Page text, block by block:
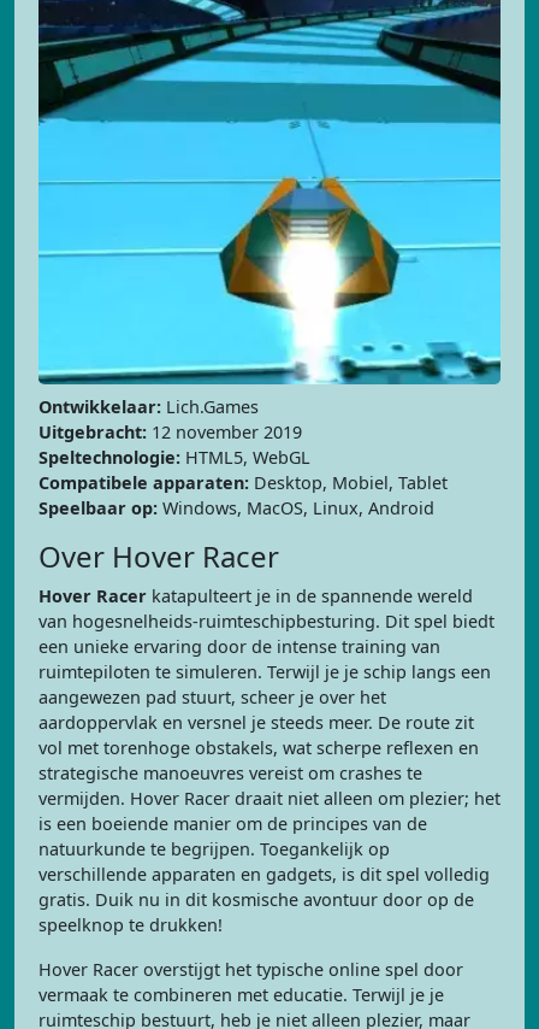
Ontwikkelaar: Lich.Games
Uitgebracht: 12 november 2019
Speltechnologie: HTML5, WebGL
Compatibele apparaten: Desktop, Mobiel, Tablet
Speelbaar op: Windows, MacOS, Linux, Android
Over Hover Racer
Hover Racer katapulteert je in de spannende wereld
van hogesnelheids-ruimteschipbesturing. Dit spel biedt
een unieke ervaring door de intense training van
ruimtepiloten te simuleren. Terwijl je je schip langs een
aangewezen pad stuurt, scheer je over het
aardoppervlak en versnel je steeds meer. De route zit
vol met torenhoge obstakels, wat scherpe reflexen en
strategische manoeuvres vereist om crashes te
vermijden. Hover Racer draait niet alleen om plezier; het
is een boeiende manier om de principes van de
natuurkunde te begrijpen. Toegankelijk op
verschillende apparaten en gadgets, is dit spel volledig
gratis. Duik nu in dit kosmische avontuur door op de
speelknop te drukken!
Hover Racer overstijgt het typische online spel door
vermaak te combineren met educatie. Terwijl je je
ruimteschip bestuurt, heb je niet alleen plezier, maar